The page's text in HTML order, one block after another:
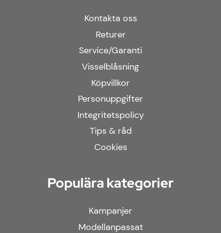
Kontakta oss
Returer
Service/Garanti
Visselblåsning
Köpvillkor
Personuppgifter
Integritetspolicy
Tips & råd
Cookies
Populära kategorier
Kampanjer
Modellanpassat